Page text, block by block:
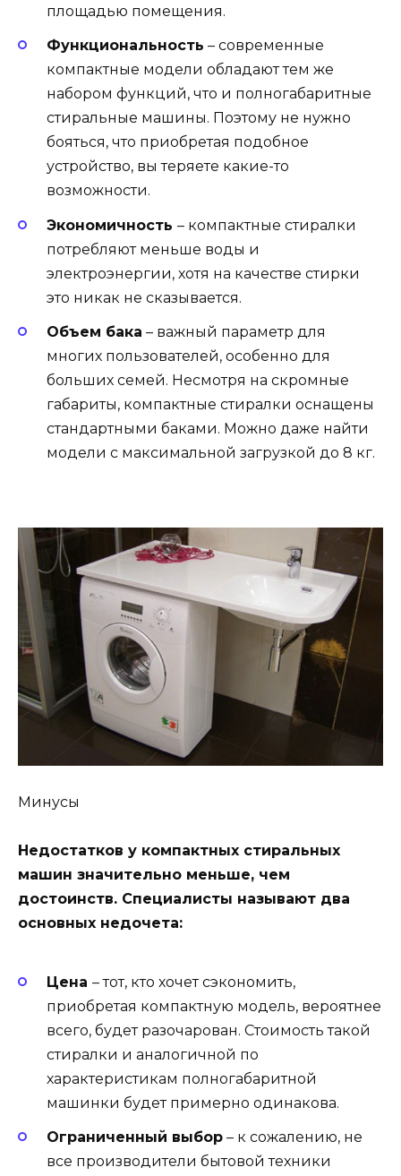
площадью помещения.
Функциональность – современные
компактные модели обладают тем же
набором функций, что и полногабаритные
стиральные машины. Поэтому не нужно
бояться, что приобретая подобное
устройство, вы теряете какие-то
возможности.
Экономичность – компактные стиралки
потребляют меньше воды и
электроэнергии, хотя на качестве стирки
это никак не сказывается.
Объем бака – важный параметр для
многих пользователей, особенно для
больших семей. Несмотря на скромные
габариты, компактные стиралки оснащены
стандартными баками. Можно даже найти
модели с максимальной загрузкой до 8 кг.
Минусы
Недостатков у компактных стиральных
машин значительно меньше, чем
достоинств. Специалисты называют два
основных недочета:
Цена – тот, кто хочет сэкономить,
приобретая компактную модель, вероятнее
всего, будет разочарован. Стоимость такой
стиралки и аналогичной по
характеристикам полногабаритной
машинки будет примерно одинакова.
Ограниченный выбор – к сожалению, не
все производители бытовой техники